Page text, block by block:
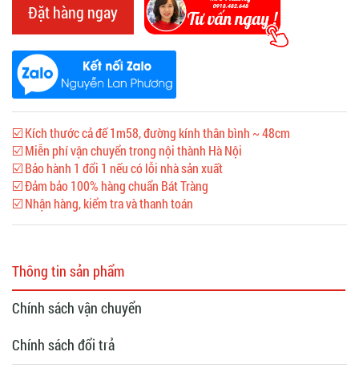
Đặt hàng ngay
☑️ Kích thước cả đế 1m58, đường kính thân bình ~ 48cm
☑️ Miễn phí vận chuyển trong nội thành Hà Nội
☑️ Bảo hành 1 đổi 1 nếu có lỗi nhà sản xuất
☑️ Đảm bảo 100% hàng chuẩn Bát Tràng
☑️ Nhận hàng, kiểm tra và thanh toán
Thông tin sản phẩm
Chính sách vận chuyển
Chính sách đổi trả